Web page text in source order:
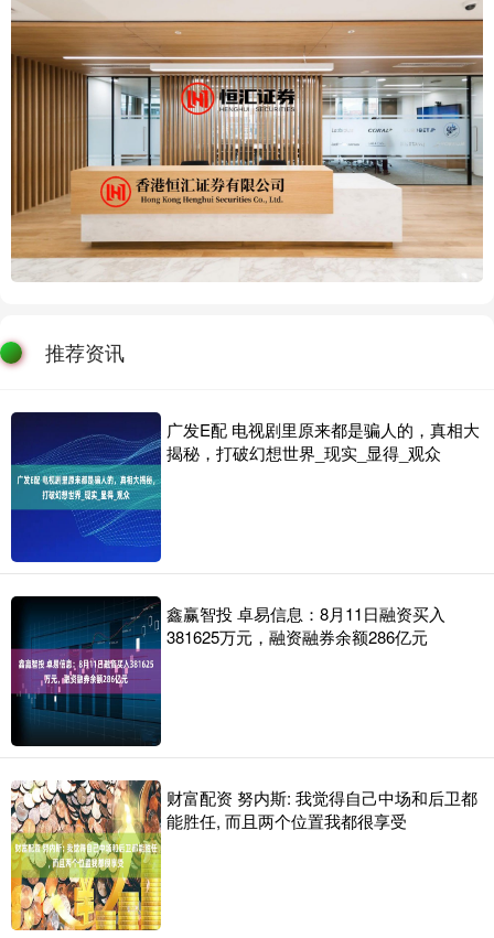
推荐资讯
广发E配 电视剧里原来都是骗人的，真相大
揭秘，打破幻想世界_现实_显得_观众
鑫赢智投 卓易信息：8月11日融资买入
381625万元，融资融券余额286亿元
财富配资 努内斯: 我觉得自己中场和后卫都
能胜任, 而且两个位置我都很享受